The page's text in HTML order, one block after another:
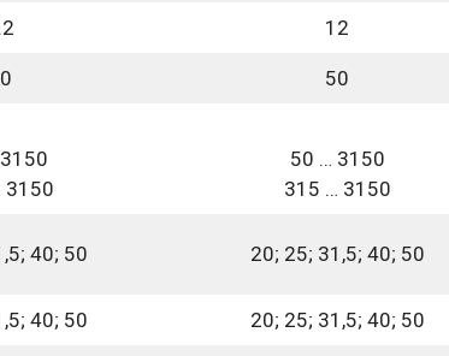
12
50
3150
50 … 3150
315 … 3150
40; 50 20; 25; 31,5; 40; 50
40; 50 20; 25; 31,5; 40; 50